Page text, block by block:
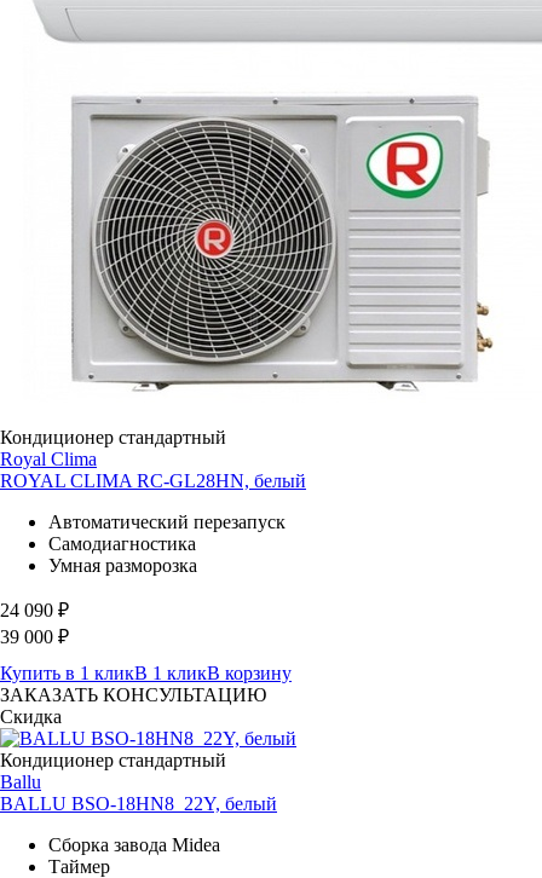
Кондиционер стандартный
Royal Clima
ROYAL CLIMA RC-GL28HN, белый
Автоматический перезапуск
Самодиагностика
Умная разморозка
24 090 ₽
39 000 ₽
Купить в 1 кликВ 1 кликВ корзину
ЗАКАЗАТЬ КОНСУЛЬТАЦИЮ
Скидка
Кондиционер стандартный
Ballu
BALLU BSO-18HN8_22Y, белый
Сборка завода Midea
Таймер